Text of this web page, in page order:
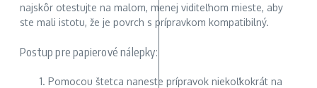
najskôr otestujte na malom, menej viditeľnom mieste, aby
ste mali istotu, že je povrch s prípravkom kompatibilný.
Postup pre papierové nálepky:
Pomocou štetca naneste prípravok niekoľkokrát na